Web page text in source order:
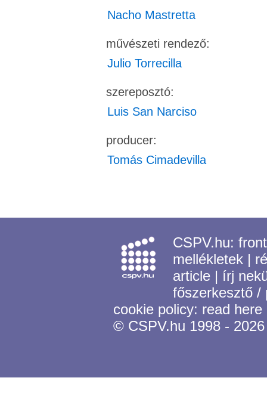
Nacho Mastretta
művészeti rendező:
Julio Torrecilla
szereposztó:
Luis San Narciso
producer:
Tomás Cimadevilla
CSPV.hu:
mellékletek |
article | írj
főszerkesztő
cookie policy: read here
© CSPV.hu 1998 - 2026